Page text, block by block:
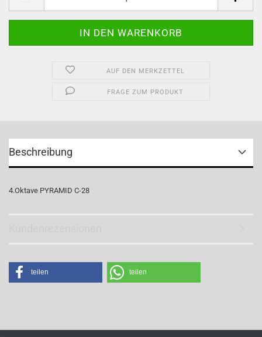
AUF DEN MERKZETTEL
FRAGE ZUM PRODUKT
Beschreibung
4.Oktave PYRAMID C-28
teilen teilen